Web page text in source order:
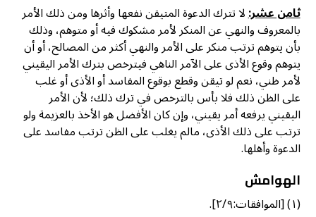
ثامن عشر:لا تترك الدعوة المتيقن نفعها وأثرها ومن ذلك الأمر
بالمعروف والنهي عن المنكر لأمر مشكوك فيه أو متوهم، وذلك
بأن يتوهم ترتب منكر على الأمر والنهي أكثر من المصالح، أو أن
يتوهم وقوع الأذى على الآمر الناهي فيترخص بترك الأمر اليقيني
لأمر ظني، نعم لو تيقن وقطع بوقوع المفاسد أو الأذى أو غلب
على الظن ذلك فلا بأس بالترخص في ترك ذلك؛ لأن الأمر
اليقيني يرفعه أمر يقيني، وإن كان الأفضل هو الأخذ بالعزيمة ولو
ترتب على ذلك الأذى، مالم يغلب على الظن ترتب مفاسد على
الدعوة وأهلها.
الهوامش
(١) [الموافقات:٢/٩].